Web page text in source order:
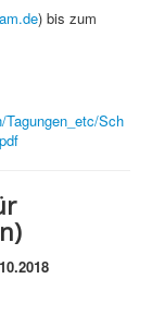
) bis zum
Sch